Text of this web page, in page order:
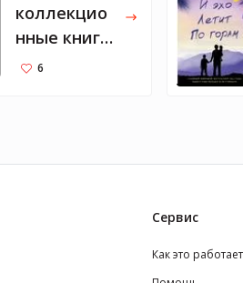
коллекцио
нные книги
Сильвестра
6
Сервис
Как это работает